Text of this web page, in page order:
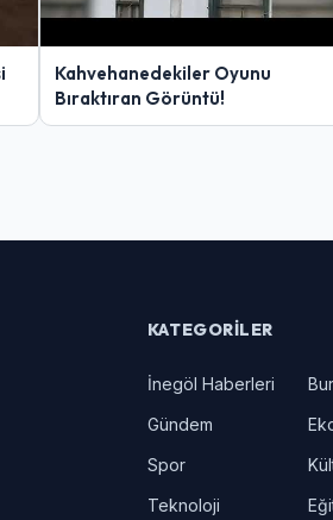
Kahvehanedekiler Oyunu
Bıraktıran Görüntü!
KATEGORILER
İnegöl Haberleri
Gündem
Spor
Teknoloji